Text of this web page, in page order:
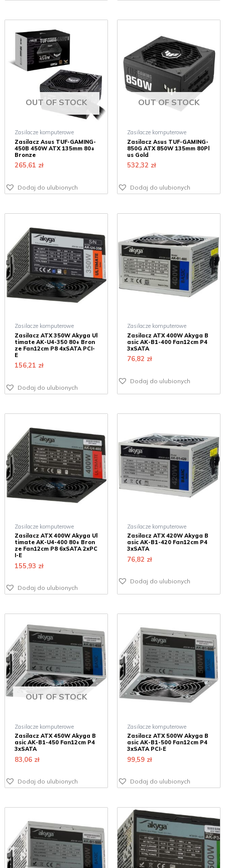
OUT OF STOCK
Zasilacze komputerowe
Zasilacz Asus TUF-GAMING-
450B 450W ATX 135mm 80+
Bronze
265,61 zł
Dodaj do ulubionych
OUT OF STOCK
Zasilacze komputerowe
Zasilacz Asus TUF-GAMING-
850G ATX 850W 135mm 80Pl
us Gold
532,32 zł
Dodaj do ulubionych
Zasilacze komputerowe
Zasilacz ATX 350W Akyga Ul
timate AK-U4-350 80+ Bron
ze Fan12cm P8 4xSATA PCI-
E
156,21 zł
Dodaj do ulubionych
Zasilacze komputerowe
Zasilacz ATX 400W Akyga B
asic AK-B1-400 Fan12cm P4
3xSATA
76,82 zł
Dodaj do ulubionych
Zasilacze komputerowe
Zasilacz ATX 400W Akyga Ul
timate AK-U4-400 80+ Bron
ze Fan12cm P8 6xSATA 2xPC
I-E
155,93 zł
Dodaj do ulubionych
Zasilacze komputerowe
Zasilacz ATX 420W Akyga B
asic AK-B1-420 Fan12cm P4
3xSATA
76,82 zł
Dodaj do ulubionych
OUT OF STOCK
Zasilacze komputerowe
Zasilacz ATX 450W Akyga B
asic AK-B1-450 Fan12cm P4
3xSATA
83,06 zł
Dodaj do ulubionych
Zasilacze komputerowe
Zasilacz ATX 500W Akyga B
asic AK-B1-500 Fan12cm P4
3xSATA PCI-E
99,59 zł
Dodaj do ulubionych